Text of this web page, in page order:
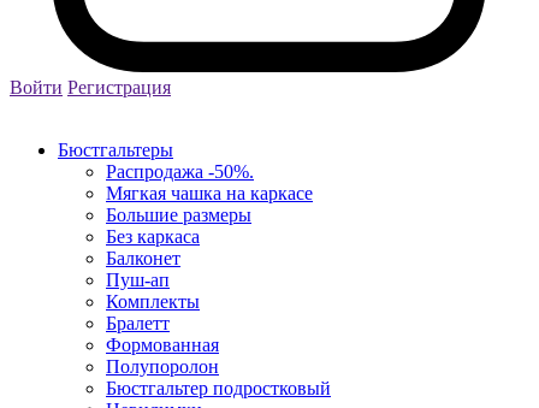
Войти Регистрация
Бюстгальтеры
Распродажа -50%.
Мягкая чашка на каркасе
Большие размеры
Без каркаса
Балконет
Пуш-ап
Комплекты
Бралетт
Формованная
Полупоролон
Бюстгальтер подростковый